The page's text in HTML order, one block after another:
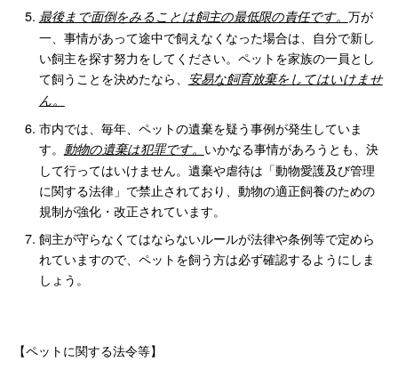
最後まで面倒をみることは飼主の最低限の責任です。 万が
一、事情があって途中で飼えなくなった場合は、自分で新し
い飼主を探す努力をしてください。ペットを家族の一員とし
て飼うことを決めたなら、
安易な飼育放棄をしてはいけませ
ん。
市内では、毎年、ペットの遺棄を疑う事例が発生していま
す。 動物の遺棄は犯罪です。 いかなる事情があろうとも、決
して行ってはいけません。遺棄や虐待は「動物愛護及び管理
に関する法律」で禁止されており、動物の適正飼養のための
規制が強化・改正されています。
飼主が守らなくてはならないルールが法律や条例等で定めら
れていますので、ペットを飼う方は必ず確認するようにしま
しょう。
【ペットに関する法令等】